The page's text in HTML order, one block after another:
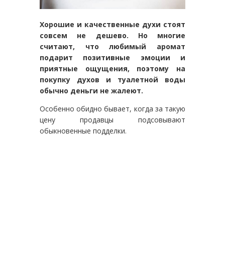
Хорошие и качественные духи стоят
совсем не дешево. Но многие
считают, что любимый аромат
подарит позитивные эмоции и
приятные ощущения, поэтому на
покупку духов и туалетной воды
обычно деньги не жалеют.
Особенно обидно бывает, когда за такую
цену продавцы подсовывают
обыкновенные подделки.